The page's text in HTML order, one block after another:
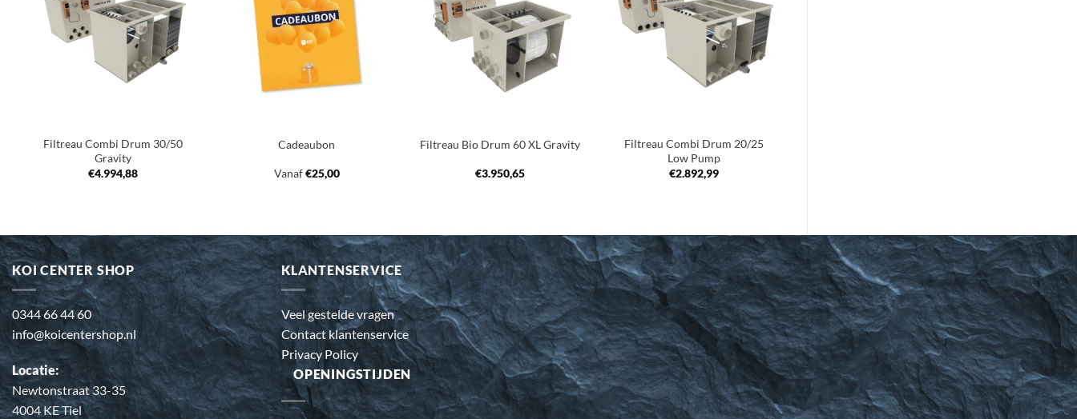
aan
verlanglijst
Filtreau Combi Drum 30/50
Gravity
€4.994,88
aan
verlanglijst
Cadeaubon
Vanaf€25,00
verlanglijst
Filtreau Bio Drum 60 XL Gravity
€3.950,65
aan
verlanglijst
Filtreau Combi Drum 20/25
Low Pump
€2.892,99
KOI CENTER SHOP
0344 66 44 60
info@koicentershop.nl
Locatie:
Newtonstraat 33-35
4004 KE Tiel
KLANTENSERVICE
Veel gestelde vragen
Contact klantenservice
Privacy Policy
OPENINGSTIJDEN